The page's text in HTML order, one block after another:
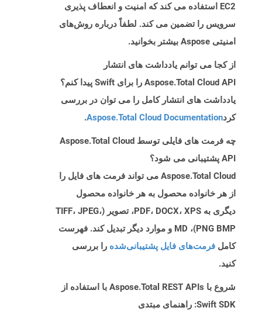
EC2 استفاده می کند که امنیت و انعطاف پذیری
سرویس را تضمین می کند. لطفاً درباره روش‌های
امنیتی Aspose بیشتر بخوانید.
از کجا می توانم یادداشت های انتشار
Aspose.Total Cloud API را برای Swift پیدا کنم؟
یادداشت های انتشار کامل را می توان در بررسی
کردAspose.Total Cloud Documentation
.
چه فرمت های فایلی توسط Aspose.Total Cloud
API پشتیبانی می شود؟
Aspose.Total Cloud می تواند فرمت های فایل را
از هر خانواده محصول به هر خانواده محصول
دیگری به PDF، DOCX، XPS، تصویر (TIFF، JPEG،
PNG BMP)، MD و موارد دیگر تبدیل کند. فهرست
کامل فرمت‌های فایل پشتیبانی‌شده را بررسی
کنید.
شروع با Aspose.Total REST APIs با استفاده از
Swift SDK: راهنمای مبتدی